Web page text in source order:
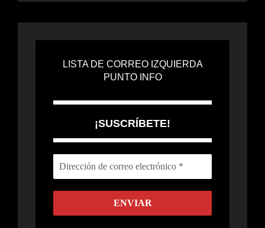
Trump parece más poderoso de lo que
realmente es.
USA. Perspectivas 2025.
¡Todo el apoyo a los migrantes!
24 febrero, 2025
Brasil. O mais grande do mundo.
LISTA DE CORREO IZQUIERDA
PUNTO INFO
¡SUSCRÍBETE!